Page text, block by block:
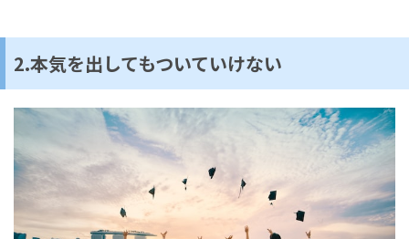
2.本気を出してもついていけない